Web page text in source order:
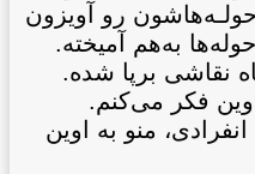
رو آويزون
به‌هم آميخته.
نقاشی برپا شده.
فكر می‌کنم.
منو به اوين